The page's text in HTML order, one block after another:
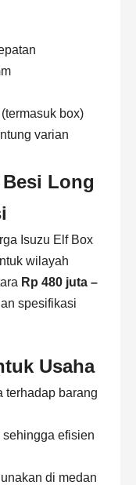
box)
varian
Long
Isuzu Elf Box
wilayah
Rp 480 juta –
spesifikasi
Usaha
terhadap barang
efisien
di medan